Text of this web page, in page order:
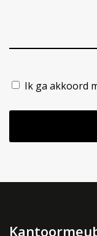
*
Ik ga akkoord